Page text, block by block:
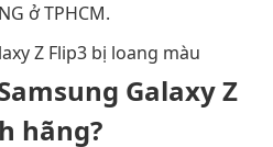
ở TPHCM.
Galaxy Z
hãng?